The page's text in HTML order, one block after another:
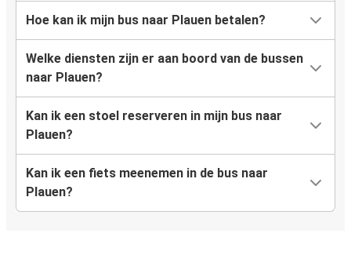
Hoe kan ik mijn bus naar Plauen betalen?
Welke diensten zijn er aan boord van de bussen
naar Plauen?
Kan ik een stoel reserveren in mijn bus naar
Plauen?
Kan ik een fiets meenemen in de bus naar
Plauen?